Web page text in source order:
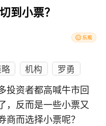
到小票？
机构 罗勇
投资者都高喊牛市回
，反而是一些小票又
商而选择小票呢？